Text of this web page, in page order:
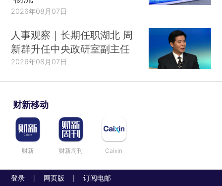
2026年08月07日
人事观察｜长期任职湖北 周
新群升任中央政研室副主任
2026年08月07日
财新移动
财新 财新周刊 Caixin
登录 网页版 订阅电邮